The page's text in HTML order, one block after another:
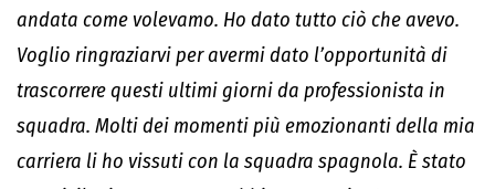
andata come volevamo. Ho dato tutto ciò che avevo.
Voglio ringraziarvi per avermi dato l’opportunità di
trascorrere questi ultimi giorni da professionista in
squadra. Molti dei momenti più emozionanti della mia
carriera li ho vissuti con la squadra spagnola. È stato